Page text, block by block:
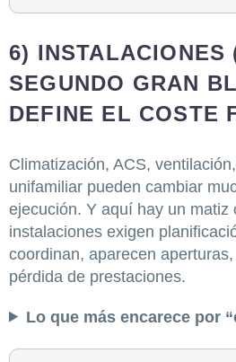
6) INSTALACIONES
SEGUNDO GRAN
DEFINE EL COSTE
Climatización, ACS,
unifamiliar pueden cambiar
ejecución. Y aquí hay un matiz
instalaciones exigen
coordinan, aparecen
pérdida de prestaciones.
Lo que más encarece por